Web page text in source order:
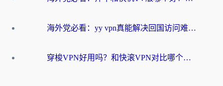
海外党必看：yy vpn真能解决回国访问难题？附云极initap测评+免费方案对比
穿梭VPN好用吗？和快滚VPN对比哪个回国效果更好？海外党选回国加速器必看指南